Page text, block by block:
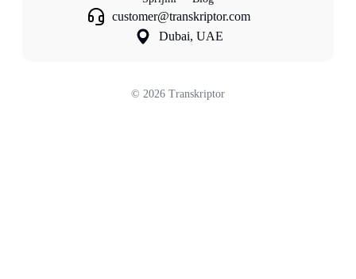
customer@transkriptor.com
Dubai, UAE
© 2026 Transkriptor